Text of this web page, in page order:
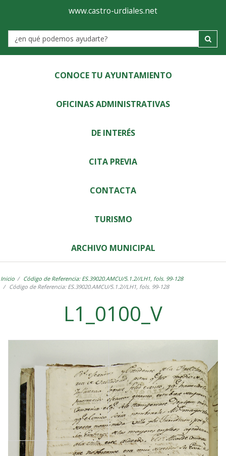
Ayuntamiento
de
Castro-
Urdiales
www.castro-urdiales.net
Label
CONOCE TU AYUNTAMIENTO
OFICINAS ADMINISTRATIVAS
DE INTERÉS
CITA PREVIA
CONTACTA
TURISMO
ARCHIVO MUNICIPAL
Inicio
Código de Referencia: ES.39020.AMCU/5.1.2//LH1, fols. 99-128
Código de Referencia: ES.39020.AMCU/5.1.2//LH1, fols. 99-128
L1_0100_V